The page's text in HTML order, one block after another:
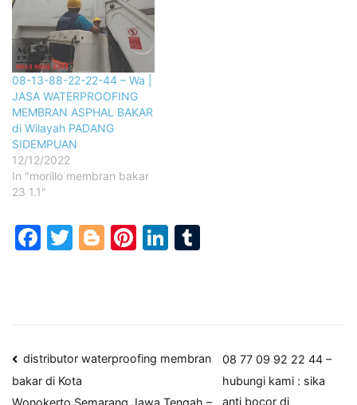
08-13-88-22-22-44 – Wa |
JASA WATERPROOFING
MEMBRAN ASPHAL BAKAR
di Wilayah PADANG
SIDEMPUAN
12/12/2022
In "morillo membran bakar
23 1.1"
Facebook
Twitter
Blogger
Pinterest
LinkedIn
Post
navigation
distributor waterproofing membran
bakar di Kota
Wonokerto,Semarang,Jawa Tengah –
08 77 09 92 22 44 –
hubungi kami : sika
anti bocor di